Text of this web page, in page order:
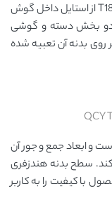
هندزفری بی‌سیم کیو سی وای مدل T18 MeloBuds از استایل داخل گوش
از دو بخش دسته و گوشی
بدنه آن تعبیه شده
و ابعاد جمع و جور آن
سطح بدنه هندزفری
با کیفیت را به کاربر